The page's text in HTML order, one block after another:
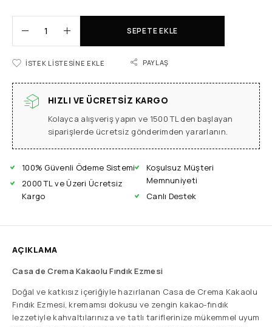
SEPETE EKLE
İSTEK LISTESINE EKLE PAYLAŞ
HIZLI VE ÜCRETSIZ KARGO
Kolayca alışveriş yapın ve 1500 TL den başlayan
siparişlerde ücretsiz gönderimden yararlanın.
100% Güvenli Ödeme Sistemi
2000 TL ve Üzeri Ücretsiz
Kargo
Koşulsuz Müşteri
Memnuniyeti
Canlı Destek
AÇIKLAMA
Casa de Crema Kakaolu Fındık Ezmesi
Doğal ve katkısız içeriğiyle hazırlanan Casa de Crema Kakaolu
Fındık Ezmesi, kremamsı dokusu ve zengin kakao-fındık
lezzetiyle kahvaltılarınıza ve tatlı tariflerinize mükemmel uyum